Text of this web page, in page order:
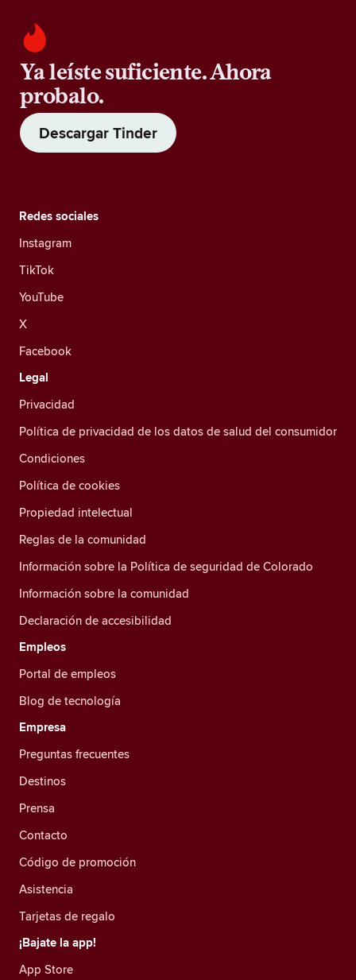
Ya leíste suficiente. Ahora
probalo.
Descargar Tinder
Redes sociales
Instagram
TikTok
YouTube
X
Facebook
Legal
Privacidad
Política de privacidad de los datos de salud del consumidor
Condiciones
Política de cookies
Propiedad intelectual
Reglas de la comunidad
Información sobre la Política de seguridad de Colorado
Información sobre la comunidad
Declaración de accesibilidad
Empleos
Portal de empleos
Blog de tecnología
Empresa
Preguntas frecuentes
Destinos
Prensa
Contacto
Código de promoción
Asistencia
Tarjetas de regalo
¡Bajate la app!
App Store